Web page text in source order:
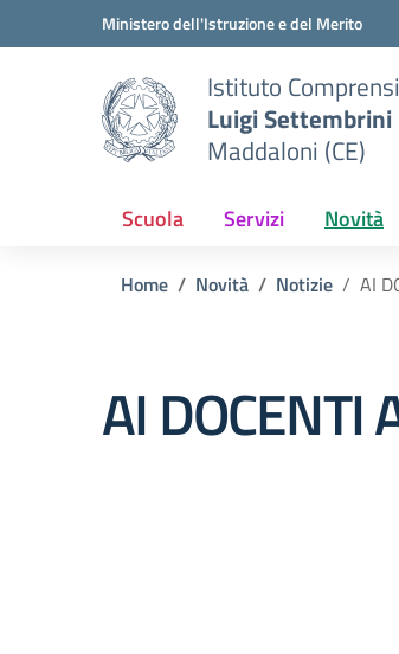
Vai ai contenuti
Vai al menu di navigazioneMinistero dell'Istruzione e del Merito
Istituto
Luigi Settembrini
Maddaloni (CE)
Scuola Servizi Novità
Home Novità Notizie AI
AI DOCENTI